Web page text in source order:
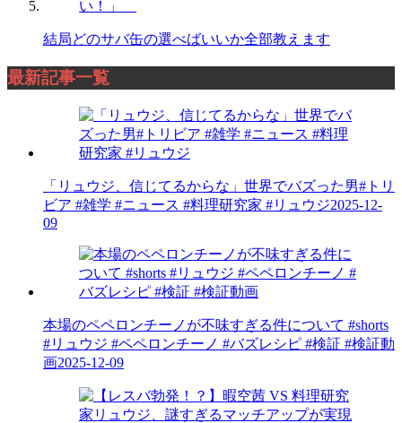
結局どのサバ缶の選べばいいか全部教えます
最新記事一覧
「リュウジ、信じてるからな」世界でバズった男#トリ
ビア #雑学 #ニュース #料理研究家 #リュウジ2025-12-
09
本場のペペロンチーノが不味すぎる件について #shorts
#リュウジ #ペペロンチーノ #バズレシピ #検証 #検証動
画2025-12-09